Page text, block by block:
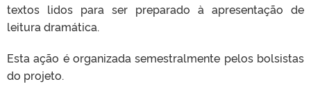
textos lidos para ser preparado à apresentação de
leitura dramática.
Esta ação é organizada semestralmente pelos bolsistas
do projeto.